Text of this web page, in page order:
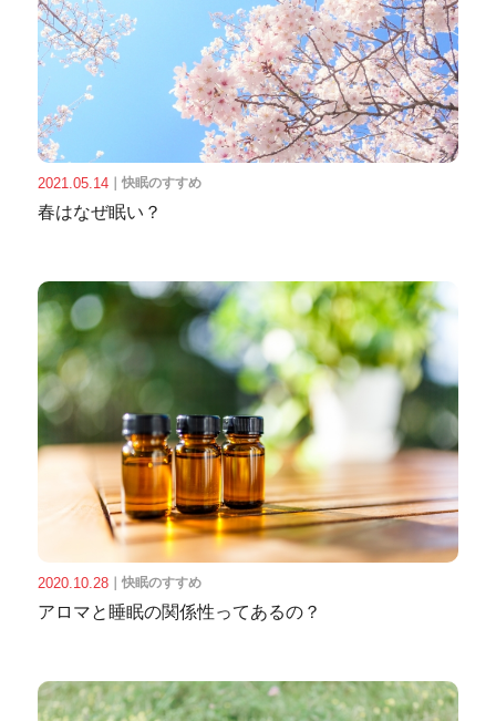
2021.05.14｜ 快眠のすすめ
春はなぜ眠い？
2020.10.28｜ 快眠のすすめ
アロマと睡眠の関係性ってあるの？